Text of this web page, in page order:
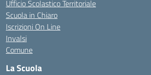
Ufficio Scolastico Territoriale
Scuola in Chiaro
Iscrizioni On Line
Invalsi
Comune
La Scuola